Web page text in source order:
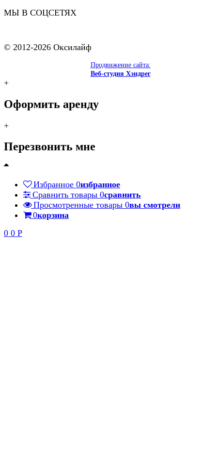
МЫ В СОЦСЕТЯХ
© 2012-2026 Оксилайф
Продвижение сайта:
Веб-студия Хэндрег
+
Оформить аренду
+
Перезвонить мне
Избранное 0избранное
Сравнить товары 0сравнить
Просмотренные товары 0вы смотрели
0корзина
0 0 Р